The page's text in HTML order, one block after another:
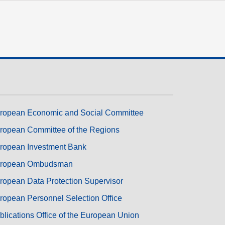
Economic and Social Committee
Committee of the Regions
Investment Bank
Ombudsman
Data Protection Supervisor
Personnel Selection Office
Office of the European Union